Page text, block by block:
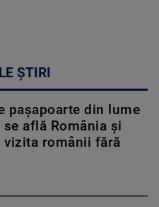
ȘTIRI
pașapoarte din lume
află România și
românii fără